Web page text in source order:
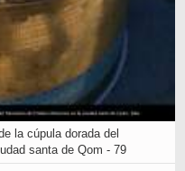
la cúpula dorada del
santa de Qom - 79